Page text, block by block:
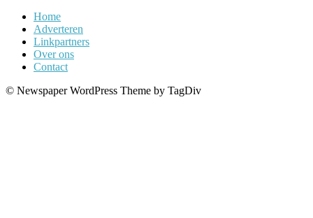
Home
Adverteren
Linkpartners
Over ons
Contact
© Newspaper WordPress Theme by TagDiv